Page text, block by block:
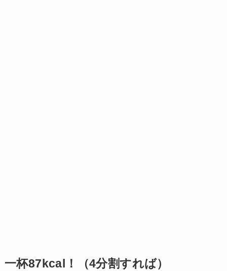
一杯87kcal！（4分割すれば）